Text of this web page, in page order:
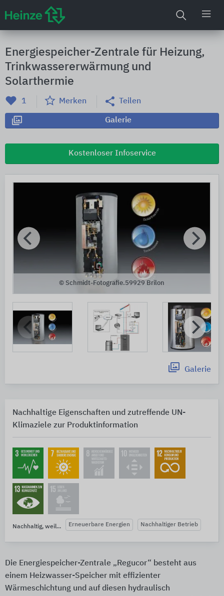
Energiespeicher-Zentrale für Heizung,
Trinkwassererwärmung und
Solarthermie
1 Merken Teilen
Galerie
Kostenloser Infoservice
© Schmidt-Fotografie.59929 Brilon
Galerie
Nachhaltige Eigenschaften und zutreffende UN-
Klimaziele zur Produktinformation
Nachhaltig, weil... Erneuerbare Energien Nachhaltiger Betrieb
Die Energiespeicher-Zentrale „Regucor“ besteht aus
einem Heizwasser-Speicher mit effizienter
Wärmeschichtung und auf diesen hydraulisch